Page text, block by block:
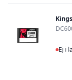
Ej i
Ej i